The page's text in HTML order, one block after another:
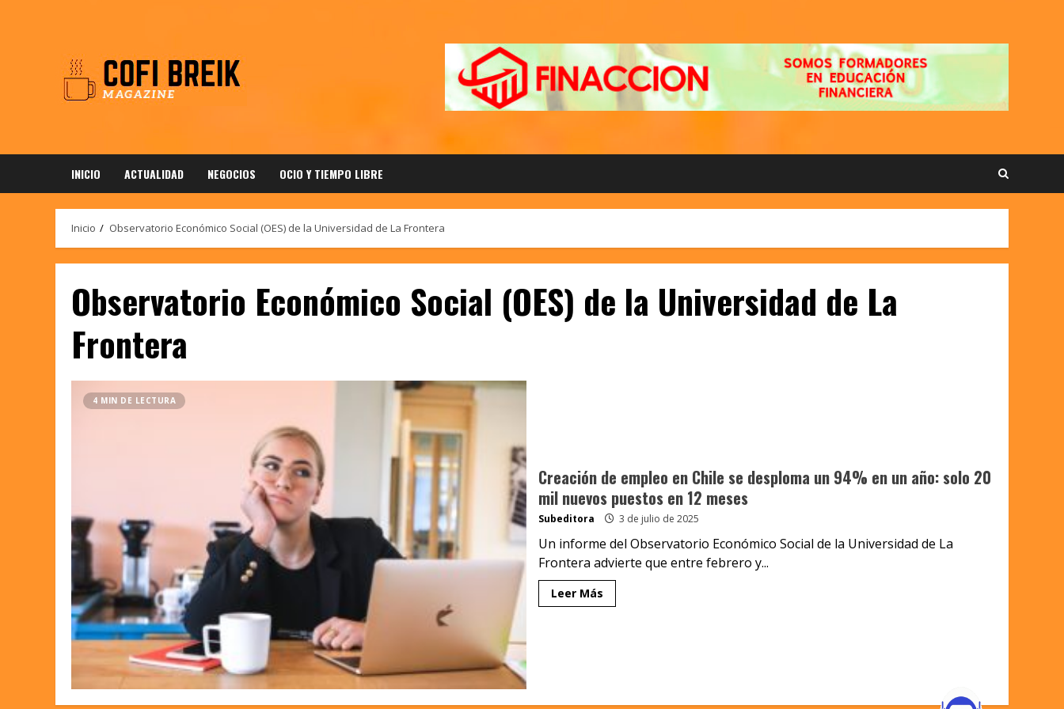
INICIO ACTUALIDAD NEGOCIOS OCIO Y TIEMPO LIBRE
Inicio Observatorio Económico Social (OES) de la Universidad de La Frontera
Observatorio Económico Social (OES) de la Universidad de La
Frontera
4 MIN DE LECTURA
Creación de empleo en Chile se desploma un 94% en un año: solo 20
mil nuevos puestos en 12 meses
Subeditora 3 de julio de 2025
Un informe del Observatorio Económico Social de la Universidad de La
Frontera advierte que entre febrero y...
Leer Más